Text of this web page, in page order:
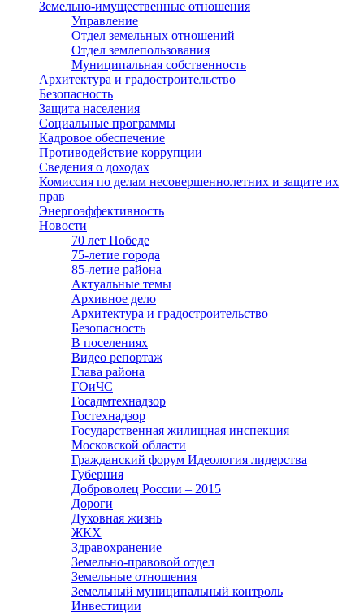
Земельно-имущественные отношения
Управление
Отдел земельных отношений
Отдел землепользования
Муниципальная собственность
Архитектура и градостроительство
Безопасность
Защита населения
Социальные программы
Кадровое обеспечение
Противодействие коррупции
Сведения о доходах
Комиссия по делам несовершеннолетних и защите их
прав
Энергоэффективность
Новости
70 лет Победе
75-летие города
85-летие района
Актуальные темы
Архивное дело
Архитектура и градостроительство
Безопасность
В поселениях
Видео репортаж
Глава района
ГОиЧС
Госадмтехнадзор
Гостехнадзор
Государственная жилищная инспекция
Московской области
Гражданский форум Идеология лидерства
Губерния
Доброволец России – 2015
Дороги
Духовная жизнь
ЖКХ
Здравохранение
Земельно-правовой отдел
Земельные отношения
Земельный муниципальный контроль
Инвестиции